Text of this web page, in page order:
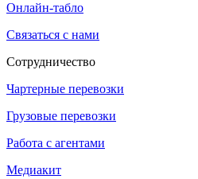
Онлайн-табло
Связаться с нами
Сотрудничество
Чартерные перевозки
Грузовые перевозки
Работа с агентами
Медиакит